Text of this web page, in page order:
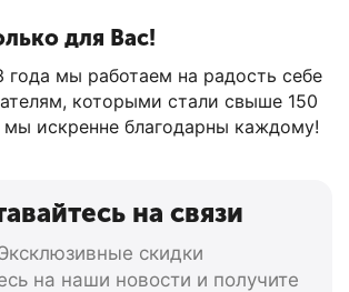
для Вас!
года мы работаем на радость себе
которыми стали свыше 150
мы искренне благодарны каждому!
на связи
скидки
на наши новости и получите